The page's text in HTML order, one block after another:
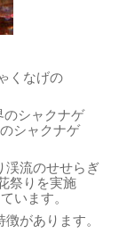
くなげの
シャクナゲ
シャクナゲ
渓流のせせらぎ
祭りを実施
います。
があります。